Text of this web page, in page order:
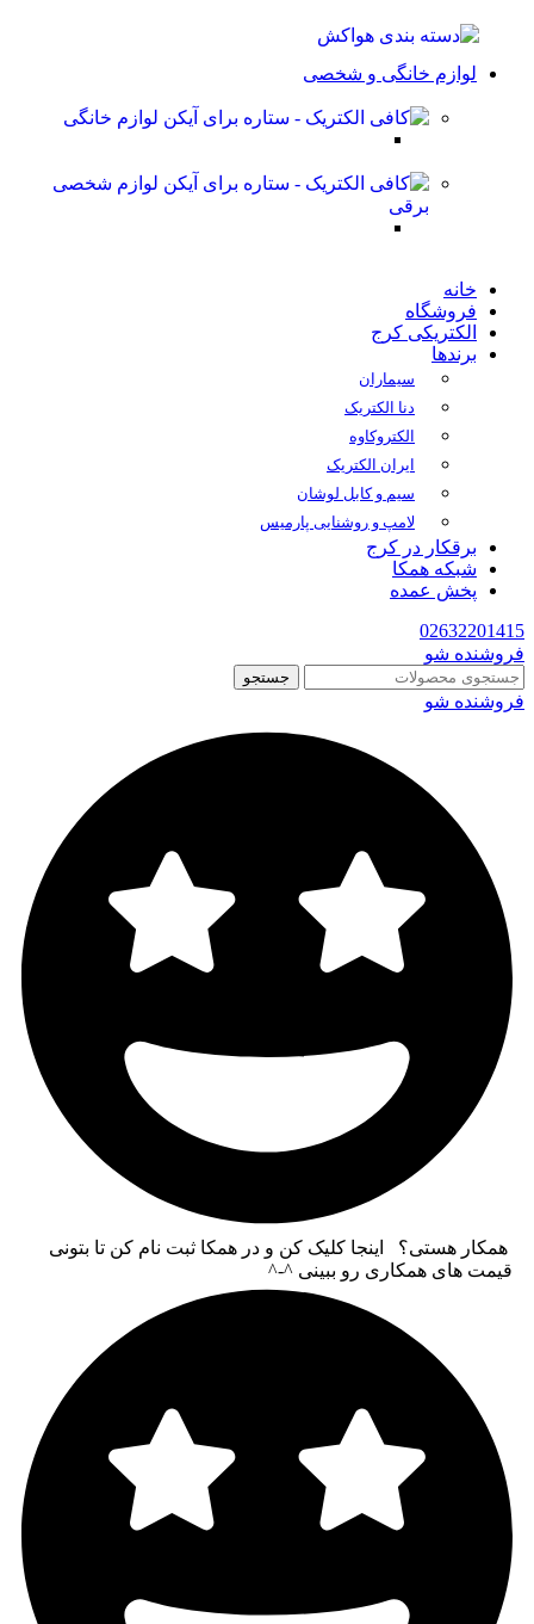
لوازم خانگی و شخصی
لوازم خانگی
لوازم شخصی
برقی
خانه
فروشگاه
الکتریکی کرج
برندها
سیماران
دنا الکتریک
الکتروکاوه
ایران الکتریک
سیم و کابل لوشان
لامپ و روشنایی پارمیس
برقکار در کرج
شبکه همکا
پخش عمده
02632201415
فروشنده شو
جستجو
فروشنده شو
همکار هستی؟ اینجا کلیک کن و در همکا ثبت نام کن تا بتونی
قیمت های همکاری رو ببینی ^-^